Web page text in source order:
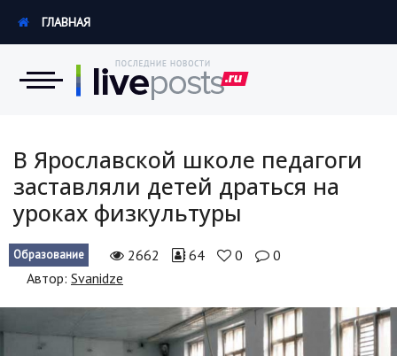
Экономика
Hi-Tech. Интернет
Россия
Наука и техника
ГЛАВНАЯ
В Ярославской школе педагоги
заставляли детей драться на
уроках физкультуры
Образование 2662 64 0
0
Автор: Svanidze